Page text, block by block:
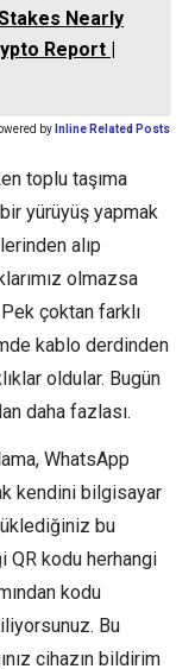
Nearly
Report |
by Inline Related Posts
toplu taşıma
bir yürüyüş yapmak
alıp
olmazsa
çoktan farklı
kablo derdinden
oldular. Bugün
daha fazlası.
WhatsApp
kendini bilgisayar
bu
QR kodu herhangi
kodu
Bu
cihazın bildirim